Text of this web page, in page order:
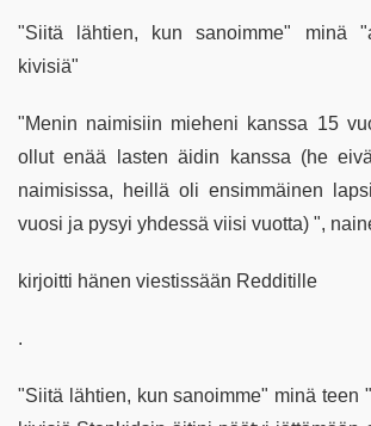
"Siitä lähtien, kun sanoimme" minä
kivisiä"
"Menin naimisiin mieheni kanssa 15
ollut enää lasten äidin kanssa (he
naimisissa, heillä oli ensimmäinen
vuosi ja pysyi yhdessä viisi vuotta) ",
kirjoitti hänen viestissään Redditille
.
"Siitä lähtien, kun sanoimme" minä teen